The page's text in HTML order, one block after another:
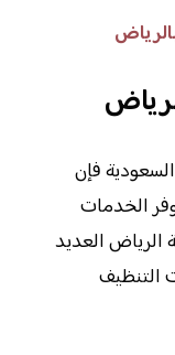
فإن
الخدمات
الرياض العديد
التنظيف